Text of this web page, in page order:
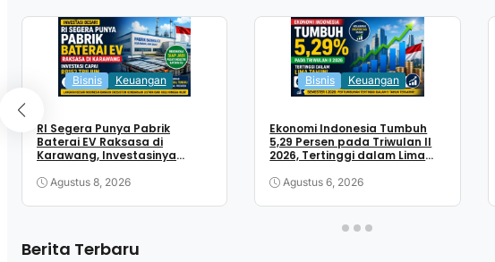
Bisnis Keuangan
RI Segera Punya Pabrik
Baterai EV Raksasa di
Karawang, Investasinya
Agustus 8, 2026
Bisnis Keuangan
Ekonomi Indonesia Tumbuh
5,29 Persen pada Triwulan II
2026, Tertinggi dalam Lima
Agustus 6, 2026
Berita Terbaru